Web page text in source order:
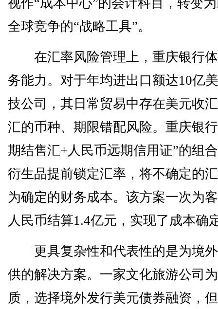
视作“成本中心”的会计科目，转变
全球竞争的“战略工具”。
在汇率风险管理上，重庆银行体
务能力。对于年均进出口额达10亿
技公司，其日常贸易中存在美元收
汇的币种、期限错配风险。重庆银
期结售汇+人民币远期信用证”的组
衍生品提前锁定汇率，将不确定的
为确定的财务成本。该方案一次为
人民币结算1.4亿元，实现了成本确
更具复杂性和代表性的是为境外
供的解决方案。一家文化旅游公司
质，选择境外发行美元债券融资，